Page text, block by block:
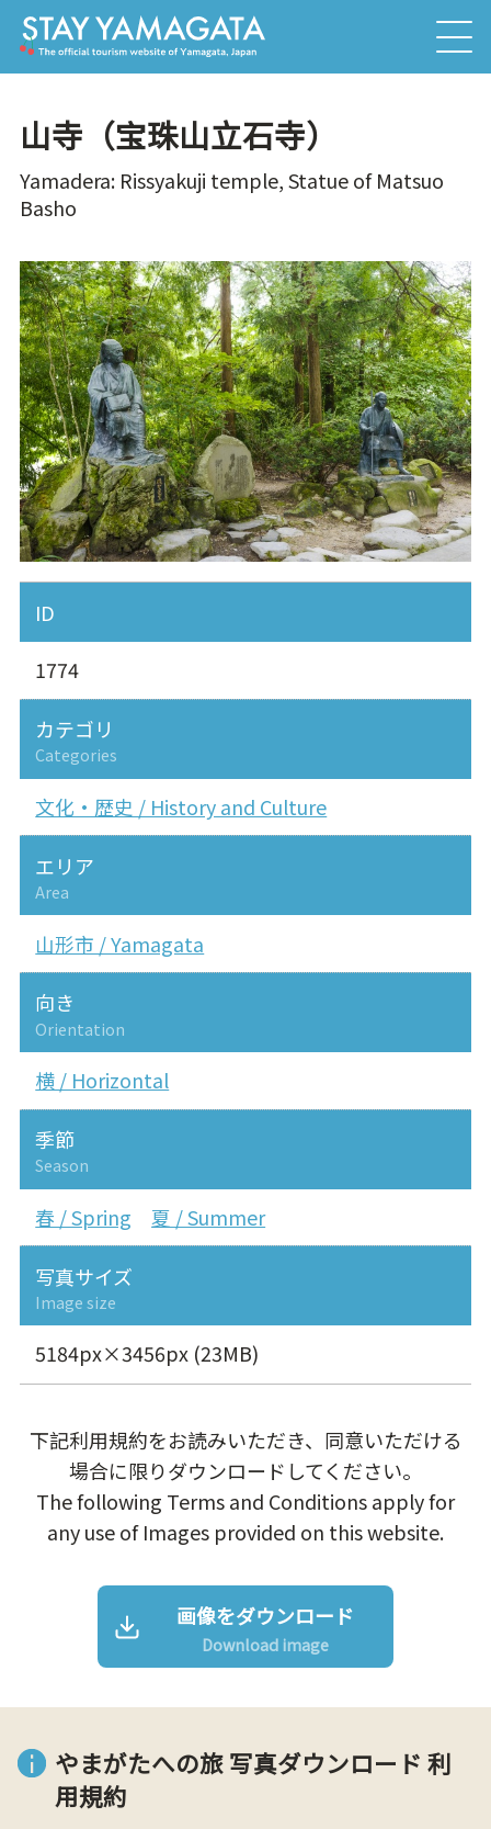
山寺（宝珠山立石寺）
Yamadera: Rissyakuji temple, Statue of Matsuo
Basho
ID
1774
カテゴリ
Categories
文化・歴史 / History and Culture
エリア
Area
山形市 / Yamagata
向き
Orientation
横 / Horizontal
季節
Season
春 / Spring 夏 / Summer
写真サイズ
Image size
5184px×3456px (23MB)
下記利用規約をお読みいただき、同意いただける
場合に限りダウンロードしてください。
The following Terms and Conditions apply for
any use of Images provided on this website.
画像をダウンロード
Download image
やまがたへの旅 写真ダウンロード 利
用規約